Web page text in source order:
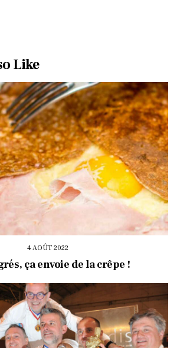
Like
4 AOÛT 2022
ça envoie de la crêpe !